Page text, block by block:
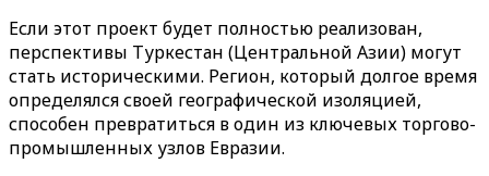
Если этот проект будет полностью реализован,
перспективы Туркестан (Центральной Азии) могут
стать историческими. Регион, который долгое время
определялся своей географической изоляцией,
способен превратиться в один из ключевых торгово-
промышленных узлов Евразии.